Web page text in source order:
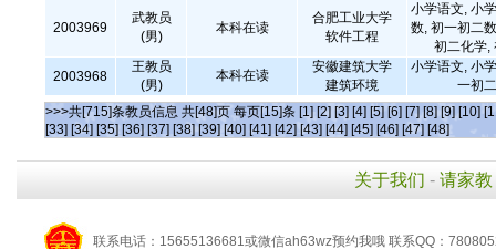
2003969
武教员
(男)
本科在读
合肥工业大学
软件工程
小学语文, 小
数, 初一初二
初二化学,
2003968
王教员
(男)
本科在读
安徽建筑大学
建筑环境
小学语文, 小
一初
>>>共[715]条教员信息 共[48]页 每页[15]条 [1] [2] [3] [4] [5] [6] [7] [8] [9] [10]
[33] [34] [35] [36] [37] [38] [39] [40] [41] [42] [43] [44] [45] [46] [47] [48]
关于我们 - 请家教
联系电话：15655136681或微信ah63wz预约我哦 联系QQ：